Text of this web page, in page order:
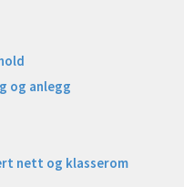
og anlegg
nett og klasserom